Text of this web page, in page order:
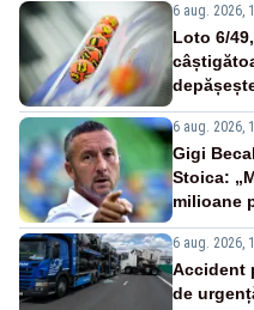
6 aug. 2026,
Loto 6/
6 aug. 2026,
Gigi
Stoica:
milioane
6 aug. 2026,
Accident
de